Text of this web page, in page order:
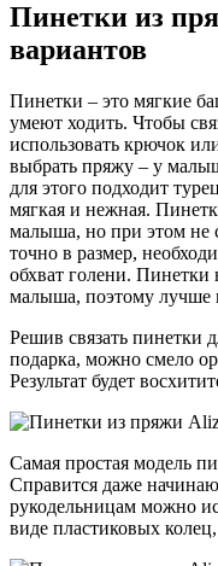
Пинетки из
вариантов
Пинетки – это мягкие
умеют ходить. Чтобы
использовать крючок
выбрать пряжу – у
для этого подходит
мягкая и нежная.
малыша, но при этом не
точно в размер,
обхват голени.
малыша, поэтому лучше
Решив связать пинетки
подарка, можно смело
Результат будет
Самая простая модель
Справится даже
рукодельницам можно
виде пластиковых